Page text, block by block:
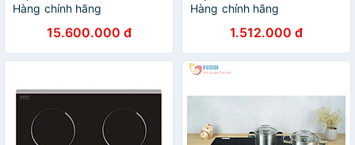
Hàng chính hãng
15.600.000 đ
Hàng chính hãng
1.512.000 đ